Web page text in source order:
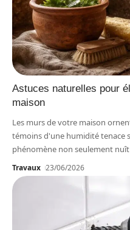
Astuces naturelles pour
maison
Les murs de votre maison
témoins d'une humidité tenace
phénomène non seulement
Travaux 23/06/2026